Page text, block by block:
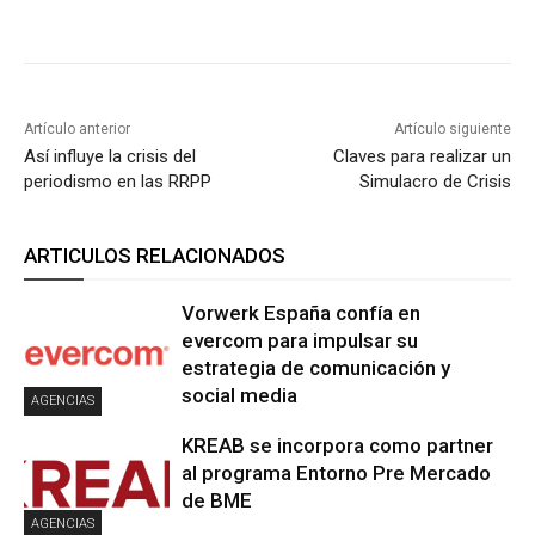
Artículo anterior
Así influye la crisis del
periodismo en las RRPP
Artículo siguiente
Claves para realizar un
Simulacro de Crisis
ARTICULOS RELACIONADOS
AGENCIAS
Vorwerk España confía en
evercom para impulsar su
estrategia de comunicación y
social media
AGENCIAS
KREAB se incorpora como partner
al programa Entorno Pre Mercado
de BME